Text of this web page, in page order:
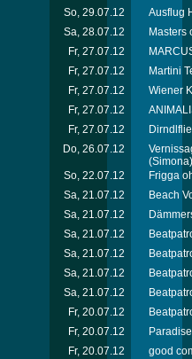
So, 29.07.12
Ausflug
Sa, 28.07.12
Masters
Fr, 27.07.12
Fr, 27.07.12
Martini
Fr, 27.07.12
Wiener
Fr, 27.07.12
Fr, 27.07.12
Do, 26.07.12
(Simona)
So, 22.07.12
Frigga
Sa, 21.07.12
Beach
Sa, 21.07.12
Sa, 21.07.12
Sa, 21.07.12
Sa, 21.07.12
Sa, 21.07.12
Fr, 20.07.12
Fr, 20.07.12
Fr, 20.07.12
good